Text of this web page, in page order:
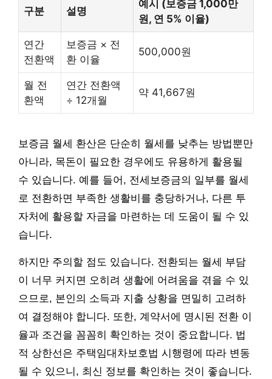
구분 설명
예시 (보증금 1,000만
원, 연 5% 이율)
연간
전환액
보증금 × 전
환 이율
500,000원
월 전
환액
연간 전환액
÷ 12개월
약 41,667원
보증금 월세 환산은 단순히 월세를 낮추는 방법뿐만
아니라, 목돈이 필요한 경우에도 유용하게 활용될
수 있습니다. 예를 들어, 전세보증금의 일부를 월세
로 전환하면 부족한 생활비를 충당하거나, 다른 투
자처에 활용할 자금을 마련하는 데 도움이 될 수 있
습니다.
하지만 주의할 점도 있습니다. 전환되는 월세 부담
이 너무 커지면 오히려 생활에 어려움을 겪을 수 있
으므로, 본인의 소득과 지출 상황을 면밀히 고려하
여 결정해야 합니다. 또한, 계약서에 명시된 전환 이
율과 조건을 꼼꼼히 확인하는 것이 중요합니다. 법
적 상한선은 주택임대차보호법 시행령에 따라 변동
될 수 있으니, 최신 정보를 확인하는 것이 좋습니다.